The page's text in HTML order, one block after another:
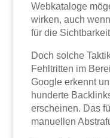
Webkataloge
wirken, auch
für die
Doch solche
Fehltritten im
Google erkennt
hunderte
erscheinen. Das
manuellen